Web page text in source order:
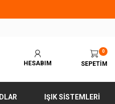
HESABIM
0
SEPETIM
IŞIK SISTEMLERI